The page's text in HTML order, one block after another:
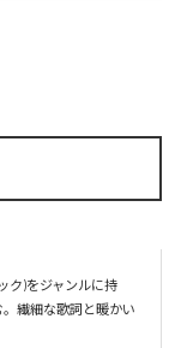
ク)をジャンルに持
繊細な歌詞と暖かい